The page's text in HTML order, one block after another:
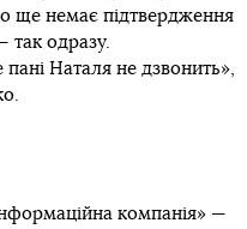
ще немає підтвердження
так одразу.
Наталя не дзвонить»,
компанія» —